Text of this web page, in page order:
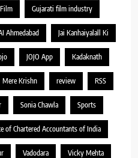
Gujarati film industry
Ahmedabad Jai Kanhaiyalall Ki
JOJO App Kadaknath
Mere Krishn review RSS
Sonia Chawla Sports
of Chartered Accountants of India
Vadodara Vicky Mehta